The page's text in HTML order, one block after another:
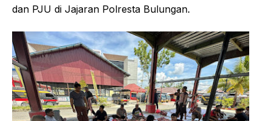
dan PJU di Jajaran Polresta Bulungan.